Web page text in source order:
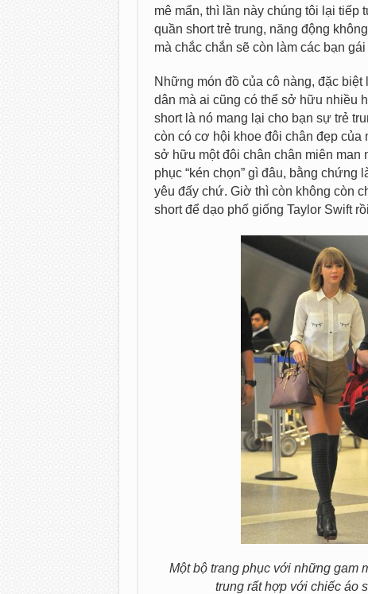
mê mẩn, thì lần này chúng tôi lại
quần short trẻ trung, năng động
mà chắc chắn sẽ còn làm các bạn
Những món đồ của cô nàng, đặc
dân mà ai cũng có thể sở hữu nhiều
short là nó mang lại cho bạn sự trẻ
còn có cơ hội khoe đôi chân đẹp
sở hữu một đôi chân chân miên man
phục “kén chọn” gì đâu, bằng chứng
yêu đấy chứ. Giờ thì còn không còn
short để dạo phố giống Taylor Swift
Một bộ trang phục với những gam
trung rất hợp với chiếc áo